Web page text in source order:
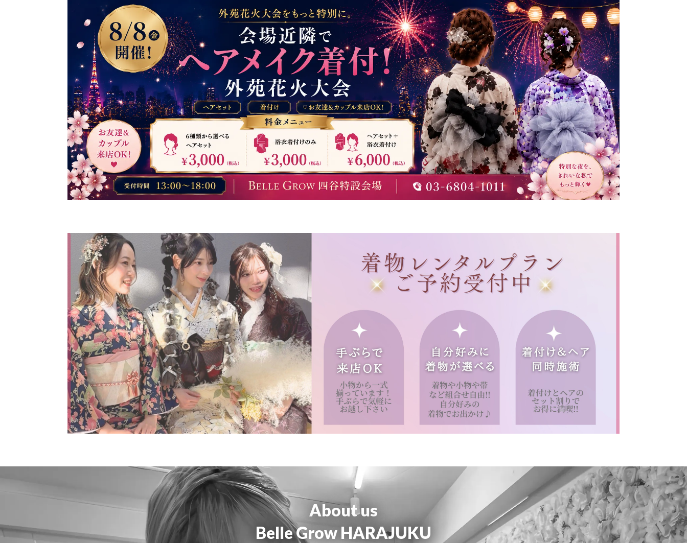
About us
Belle Grow HARAJUKU